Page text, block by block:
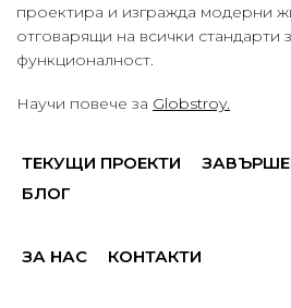
проектира и изгражда модерни
отговарящи на всички стандарти
функционалност.
Научи повече за Globstroy.
ТЕКУЩИ ПРОЕКТИ
БЛОГ
ЗА НАС КОНТАКТИ